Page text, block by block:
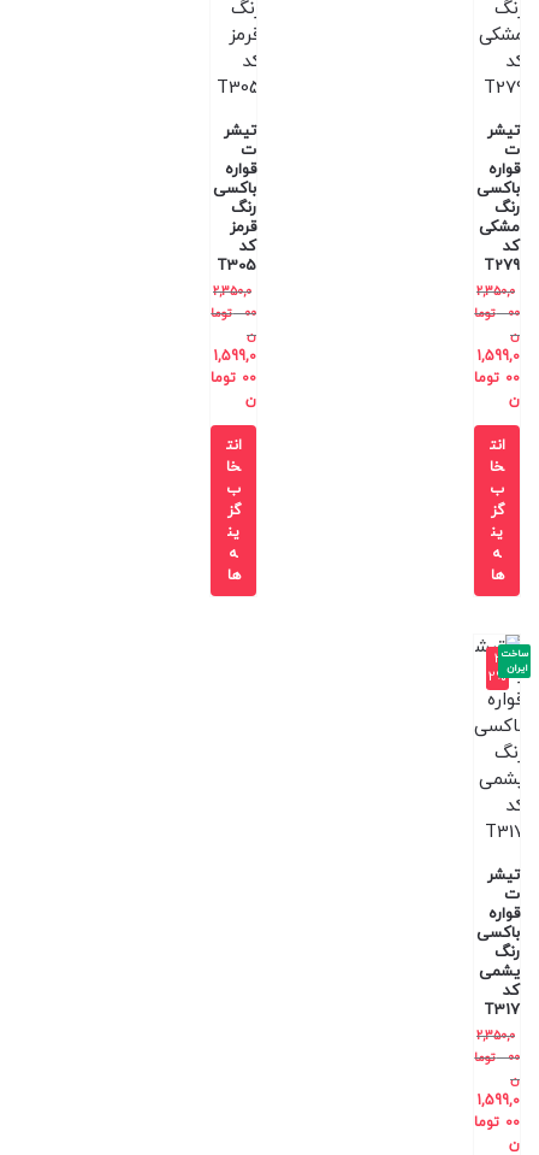
تیشر
ت
قواره
باکسی
رنگ
مشکی
کد
T279
2,350,0
00
توما
ن
1,599,0
00 توما
ن
انت
خا
ب
گز
ین
ه
ها
تیشر
ت
قواره
باکسی
رنگ
قرمز
کد
T305
2,350,0
00
توما
ن
1,599,0
00 توما
ن
انت
خا
ب
گز
ین
ه
ها
-3
2%
تیشر
ت
قواره
باکسی
رنگ
یشمی
کد
T317
2,350,0
00
توما
ن
1,599,0
00 توما
ن
ساخت
ایران